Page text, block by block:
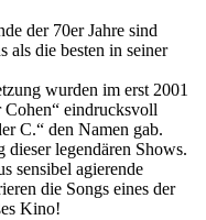
der 70er Jahre sind
als die besten in seiner
wurden im erst 2001
Cohen“ eindrucksvoll
C.“ den Namen gab.
legendären Shows.
sensibel agierende
die Songs eines der
Kino!